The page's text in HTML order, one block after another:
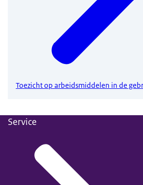
Toezicht op arbeidsmiddelen in de
Service